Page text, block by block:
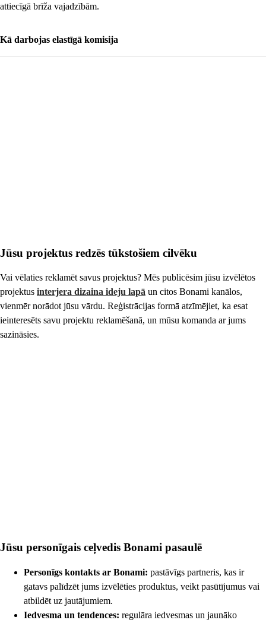
attiecīgā brīža vajadzībām.
Kā darbojas elastīgā komisija
Jūsu projektus redzēs tūkstošiem cilvēku
Vai vēlaties reklamēt savus projektus? Mēs publicēsim jūsu izvēlētos
projektus interjera dizaina ideju lapā un citos Bonami kanālos,
vienmēr norādot jūsu vārdu. Reģistrācijas formā atzīmējiet, ka esat
ieinteresēts savu projektu reklamēšanā, un mūsu komanda ar jums
sazināsies.
Jūsu personīgais ceļvedis Bonami pasaulē
Personīgs kontakts ar Bonami: pastāvīgs partneris, kas ir
gatavs palīdzēt jums izvēlēties produktus, veikt pasūtījumus vai
atbildēt uz jautājumiem.
Iedvesma un tendences: regulāra iedvesmas un jaunāko